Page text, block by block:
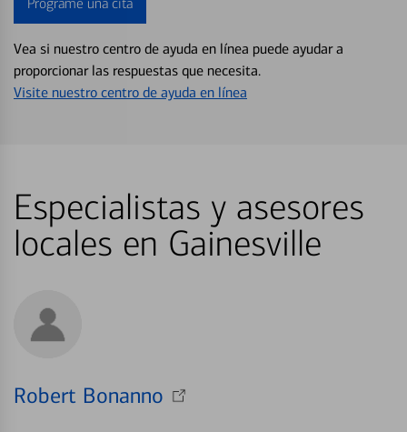
Programe una cita
Vea si nuestro centro de ayuda en línea puede ayudar a
proporcionar las respuestas que necesita.
Visite nuestro centro de ayuda en línea
Especialistas y asesores
locales en Gainesville
Robert Bonanno